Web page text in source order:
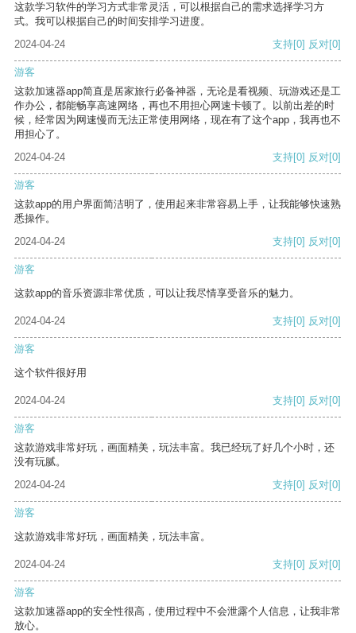
这款学习软件的学习方式非常灵活，可以根据自己的需求选择学习方
式。我可以根据自己的时间安排学习进度。
2024-04-24
支持[0] 反对[0]
游客
这款加速器app简直是居家旅行必备神器，无论是看视频、玩游戏还是工
作办公，都能畅享高速网络，再也不用担心网速卡顿了。以前出差的时
候，经常因为网速慢而无法正常使用网络，现在有了这个app，我再也不
用担心了。
2024-04-24
支持[0] 反对[0]
游客
这款app的用户界面简洁明了，使用起来非常容易上手，让我能够快速熟
悉操作。
2024-04-24
支持[0] 反对[0]
游客
这款app的音乐资源非常优质，可以让我尽情享受音乐的魅力。
2024-04-24 支持[0] 反对[0]
游客
这个软件很好用
2024-04-24 支持[0] 反对[0]
游客
这款游戏非常好玩，画面精美，玩法丰富。我已经玩了好几个小时，还
没有玩腻。
2024-04-24
支持[0] 反对[0]
游客
这款游戏非常好玩，画面精美，玩法丰富。
2024-04-24 支持[0] 反对[0]
游客
这款加速器app的安全性很高，使用过程中不会泄露个人信息，让我非常
放心。